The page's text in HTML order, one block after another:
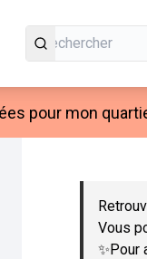
pour mon
Passer la carte
Vous
✨Pour